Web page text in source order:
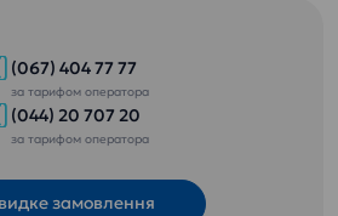
(067) 404 77 77
за тарифом оператора
(044) 20 707 20
за тарифом оператора
замовлення